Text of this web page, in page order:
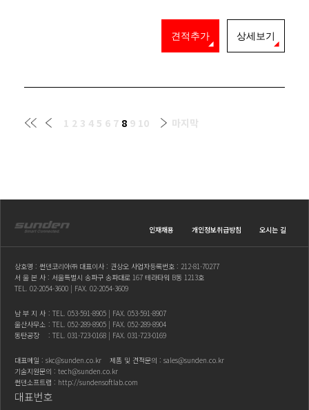
견적추가 상세보기
1 2 3 4 5 6 7 8 9 10 마지막
인재채용 개인정보취급방침 오시는 길
상호명 : 썬덴코리아㈜ 대표이사 : 권상오 사업자등록번호 : 212-81-70277
서 울 본 사 : 서울특별시 송파구 송파대로 167 테라타워 B동 1213호
TEL. 02-2054-3600 | FAX. 02-2054-3609
남 부 지 사 : TEL. 053-591-8905 | FAX. 053-591-8907
울산사무소 : TEL. 052-289-8905 | FAX. 052-289-8904
동탄공장
: TEL. 031-723-0168 | FAX. 031-723-0169
대표메일 : skc@sunden.co.kr 제품 및 견적문의 : sales@sunden.co.kr
기술지원문의 : tech@sunden.co.kr
썬덴소프트랩 : http://sundensoftlab.com
대표번호